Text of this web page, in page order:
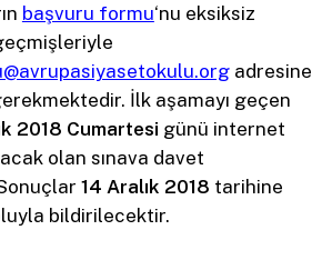
başvuru formu‘nu eksiksiz
adresine
İlk aşamayı geçen
2018 Cumartesi günü internet
olan sınava davet
14 Aralık 2018 tarihine
bildirilecektir.